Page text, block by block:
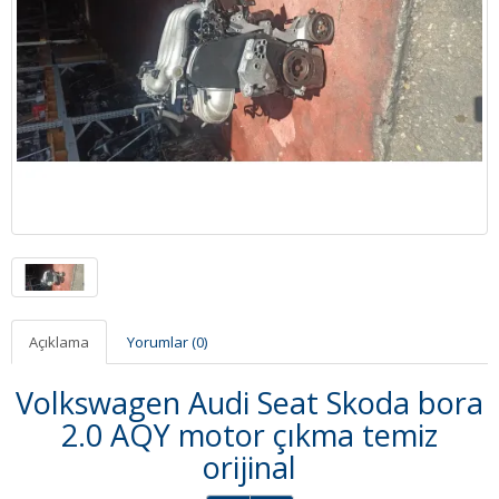
Açıklama Yorumlar (0)
Volkswagen Audi Seat Skoda bora
2.0 AQY motor çıkma temiz
orijinal